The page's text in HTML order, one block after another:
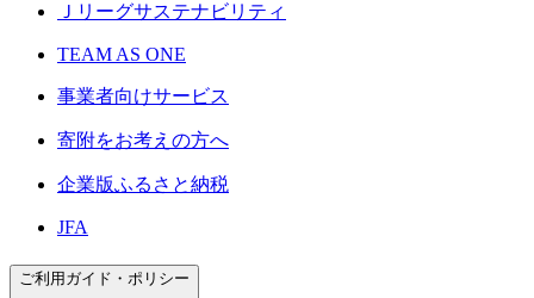
Ｊリーグサステナビリティ
TEAM AS ONE
事業者向けサービス
寄附をお考えの方へ
企業版ふるさと納税
JFA
ご利用ガイド・ポリシー